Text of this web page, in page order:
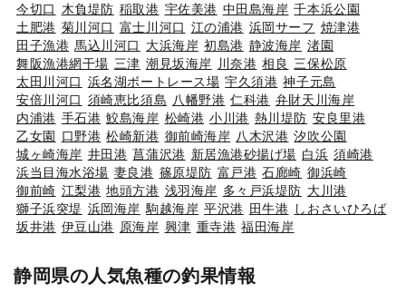
今切口
木負堤防 稲取港 宇佐美港 中田島海岸 千本浜公園
土肥港 菊川河口 富士川河口 江の浦港 浜岡サーフ 焼津港
田子漁港 馬込川河口 大浜海岸 初島港 静波海岸 渚園
舞阪漁港網干場 三津 潮見坂海岸 川奈港 相良 三保松原
太田川河口 浜名湖ボートレース場 宇久須港 神子元島
安倍川河口 須崎恵比須島 八幡野港 仁科港 弁財天川海岸
内浦港 手石港 鮫島海岸 松崎港 小川港 熱川堤防 安良里港
乙女園 口野港 松崎新港 御前崎海岸 八木沢港 汐吹公園
城ヶ崎海岸 井田港 菖蒲沢港 新居漁港砂揚げ場 白浜 須崎港
浜当目海水浴場 妻良港 篠原堤防 富戸港 石廊崎 御浜崎
御前崎 江梨港 地頭方港 浅羽海岸 多々戸浜堤防 大川港
獅子浜突堤 浜岡海岸 駒越海岸 平沢港 田牛港 しおさいひろば
坂井港 伊豆山港 原海岸 興津 重寺港 福田海岸
静岡県の人気魚種の釣果情報